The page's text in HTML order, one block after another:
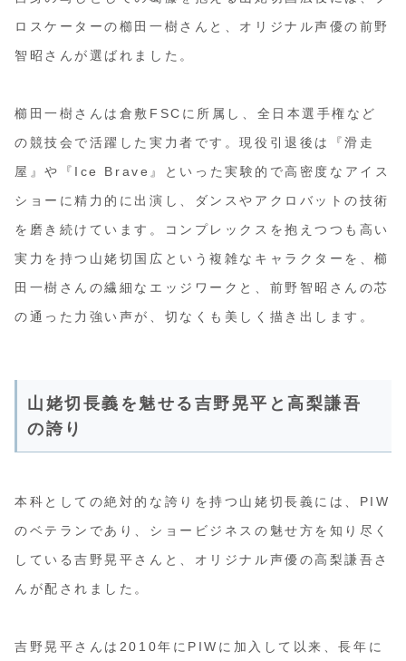
ロスケーターの櫛田一樹さんと、オリジナル声優の前野
智昭さんが選ばれました。
櫛田一樹さんは倉敷FSCに所属し、全日本選手権など
の競技会で活躍した実力者です。現役引退後は『滑走
屋』や『Ice Brave』といった実験的で高密度なアイス
ショーに精力的に出演し、ダンスやアクロバットの技術
を磨き続けています。コンプレックスを抱えつつも高い
実力を持つ山姥切国広という複雑なキャラクターを、櫛
田一樹さんの繊細なエッジワークと、前野智昭さんの芯
の通った力強い声が、切なくも美しく描き出します。
山姥切長義を魅せる吉野晃平と高梨謙吾
の誇り
本科としての絶対的な誇りを持つ山姥切長義には、PIW
のベテランであり、ショービジネスの魅せ方を知り尽く
している吉野晃平さんと、オリジナル声優の高梨謙吾さ
んが配されました。
吉野晃平さんは2010年にPIWに加入して以来、長年に